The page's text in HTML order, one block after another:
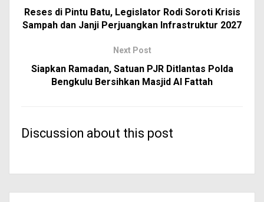
Reses di Pintu Batu, Legislator Rodi Soroti Krisis
Sampah dan Janji Perjuangkan Infrastruktur 2027
Next Post
Siapkan Ramadan, Satuan PJR Ditlantas Polda
Bengkulu Bersihkan Masjid Al Fattah
Discussion about this post